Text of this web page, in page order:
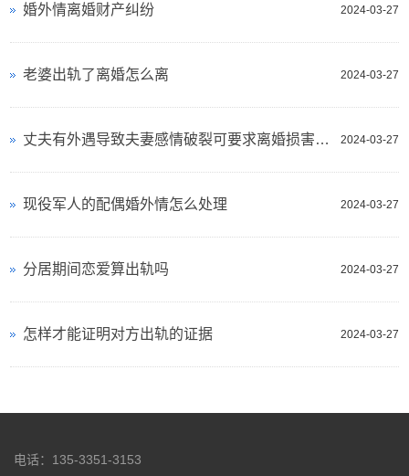
2024-03-27
婚外情离婚财产纠纷
2024-03-27
老婆出轨了离婚怎么离
2024-03-27
丈夫有外遇导致夫妻感情破裂可要求离婚损害赔偿吗-
2024-03-27
现役军人的配偶婚外情怎么处理
2024-03-27
分居期间恋爱算出轨吗
2024-03-27
怎样才能证明对方出轨的证据
电话：135-3351-3153